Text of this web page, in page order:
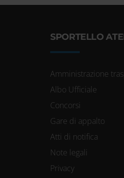
SPORTELLO
Amministrazione
Albo Ufficiale
Concorsi
Gare di appalto
Atti di notifica
Note legali
Privacy